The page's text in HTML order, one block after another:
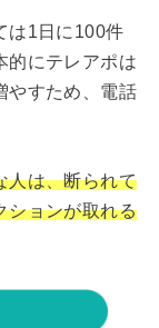
は1日に100件
的にテレアポは
やすため、電話
人は、断られて
ションが取れる